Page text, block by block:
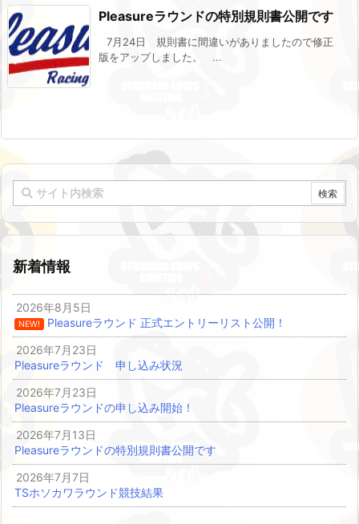
Pleasureラウンドの特別規則書公開です
7月24日 規則書に間違いがありましたので修正
版をアップしました。 ...
新着情報
2026年8月5日
NEW!
Pleasureラウンド 正式エントリーリスト公開！
2026年7月23日
Pleasureラウンド 申し込み状況
2026年7月23日
Pleasureラウンドの申し込み開始！
2026年7月13日
Pleasureラウンドの特別規則書公開です
2026年7月7日
TSホソカワラウンド競技結果